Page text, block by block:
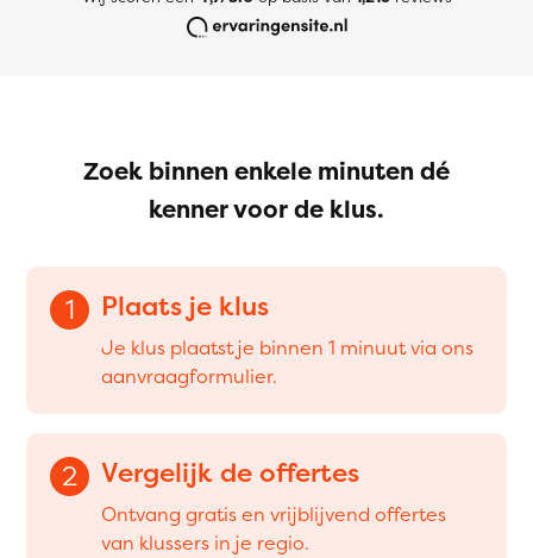
Zoek binnen enkele minuten dé
kenner voor de klus.
1 Plaats je klus
Je klus plaatst je binnen 1 minuut via ons
aanvraagformulier.
2 Vergelijk de offertes
Ontvang gratis en vrijblijvend offertes
van klussers in je regio.